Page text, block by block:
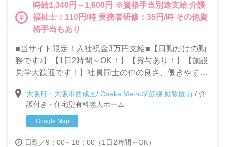
時給1,340円～1,600円 ※資格手当別途支給 介護
福祉士：110円/時 実務者研修：35円/時 その他資
格手当もあり
■当サイト限定！入社祝金3万円支給■【日勤だけの勤
務です♪】【1日2時間～OK！】【賞与あり！】【施設
見学大歓迎です！】社員同士の仲の良さ、働きやすい
ートタイムで家庭と仕事を両立したい方大歓迎です！
◎週1～OK！
大阪府・大阪市西成区/ Osaka Metro堺筋線 動物園前 / 介
護付き・住宅型有料老人ホーム
Google Map
日勤／9：00～18：00（1日2時間～OK）